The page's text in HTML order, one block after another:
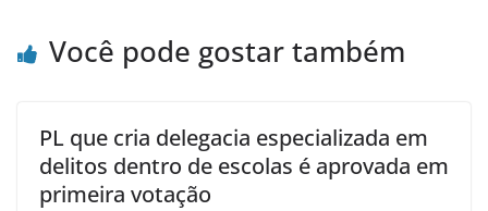
Você pode gostar também
PL que cria delegacia especializada em
delitos dentro de escolas é aprovada em
primeira votação